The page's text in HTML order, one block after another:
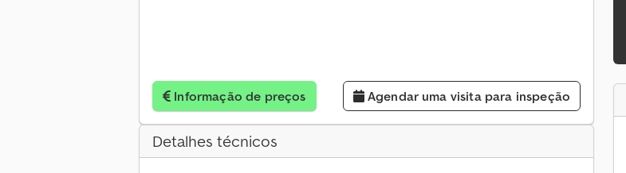
Informação de preços Agendar uma visita para inspeção
Detalhes técnicos